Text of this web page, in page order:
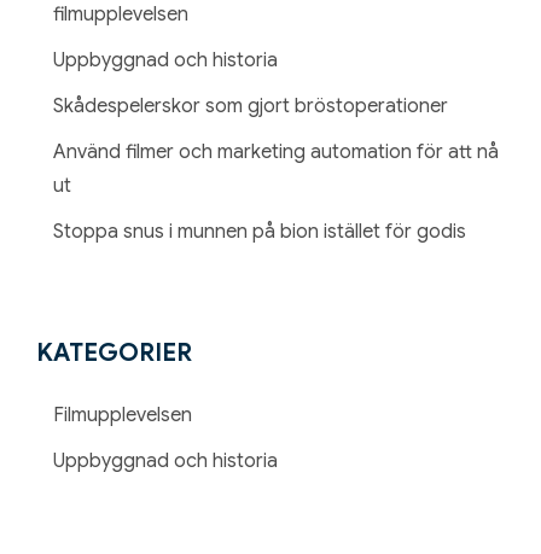
filmupplevelsen
Uppbyggnad och historia
Skådespelerskor som gjort bröstoperationer
Använd filmer och marketing automation för att nå
ut
Stoppa snus i munnen på bion istället för godis
KATEGORIER
Filmupplevelsen
Uppbyggnad och historia